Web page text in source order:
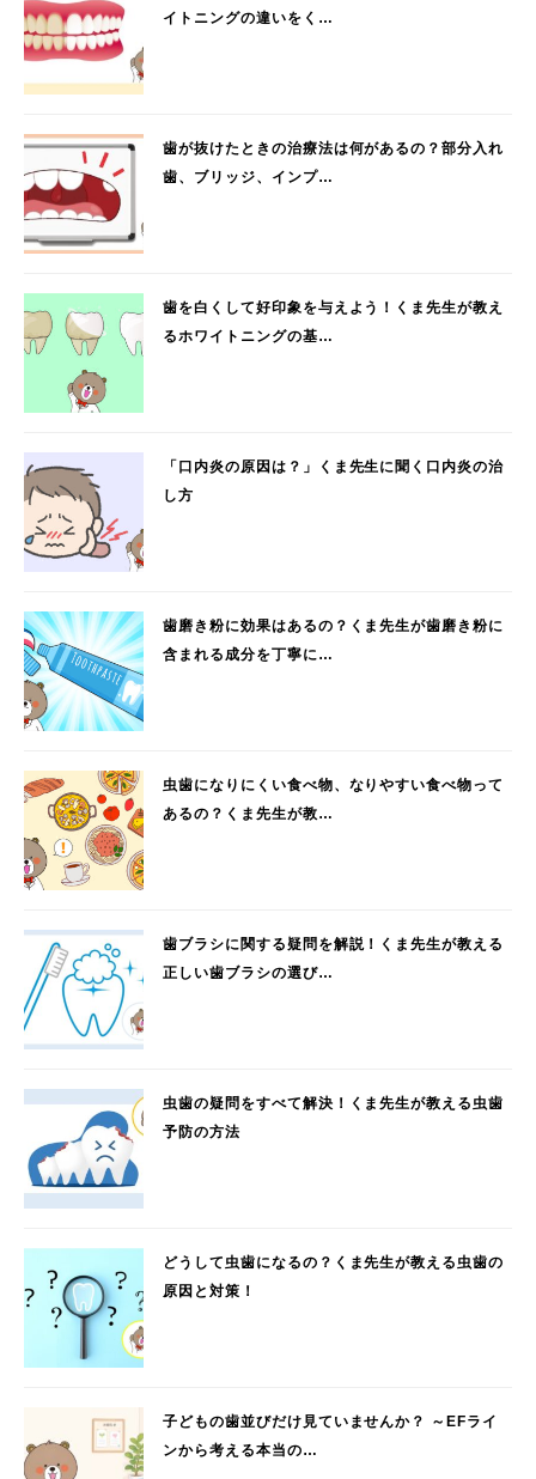
イトニングの違いをく…
歯が抜けたときの治療法は何があるの？部分入れ
歯、ブリッジ、インプ…
歯を白くして好印象を与えよう！くま先生が教え
るホワイトニングの基…
「口内炎の原因は？」くま先生に聞く口内炎の治
し方
歯磨き粉に効果はあるの？くま先生が歯磨き粉に
含まれる成分を丁寧に…
虫歯になりにくい食べ物、なりやすい食べ物って
あるの？くま先生が教…
歯ブラシに関する疑問を解説！くま先生が教える
正しい歯ブラシの選び…
虫歯の疑問をすべて解決！くま先生が教える虫歯
予防の方法
どうして虫歯になるの？くま先生が教える虫歯の
原因と対策！
子どもの歯並びだけ見ていませんか？ ～EFライ
ンから考える本当の…